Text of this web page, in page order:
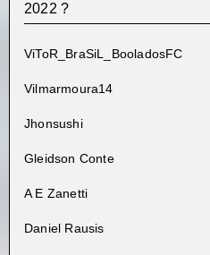
2022 ?
ViToR_BraSiL_BooladosFC
Vilmarmoura14
Jhonsushi
Gleidson Conte
A E Zanetti
Daniel Rausis